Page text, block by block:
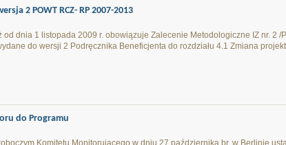
2 POWT RCZ- RP 2007-2013
od dnia 1 listopada 2009 r. obowiązuje Zalecenie Metodologiczne IZ nr. 2 /
do wersji 2 Podręcznika Beneficjenta do rozdziału 4.1 Zmiana
do Programu
Komitetu Monitorującego w dniu 27 października br. w Berlinie